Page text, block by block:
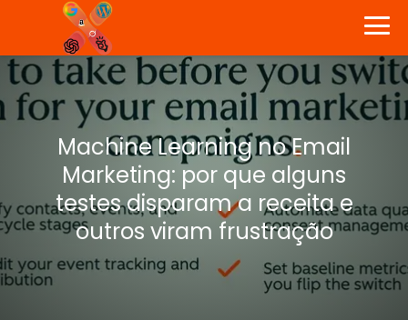
Machine Learning no Email
Marketing: por que alguns
testes disparam a receita e
outros viram frustração